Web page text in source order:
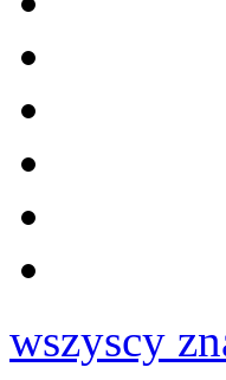
wszyscy